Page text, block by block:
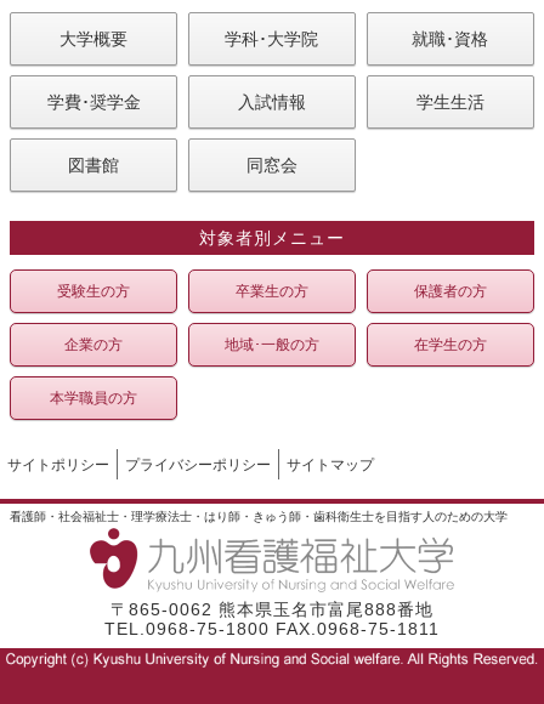
大学概要 学科･大学院 就職･資格
学費･奨学金 入試情報 学生生活
図書館 同窓会
対象者別メニュー
受験生の方 卒業生の方 保護者の方
企業の方 地域･一般の方 在学生の方
本学職員の方
サイトポリシー プライバシーポリシー サイトマップ
看護師・社会福祉士・理学療法士・はり師・きゅう師・歯科衛生士を目指す人のための大学
〒865-0062 熊本県玉名市富尾888番地
TEL.0968-75-1800 FAX.0968-75-1811